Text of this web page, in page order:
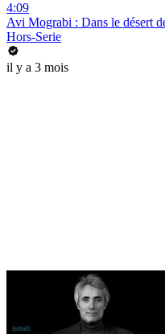
4:09
Avi Mograbi : Dans le désert
Hors-Serie
il y a 3 mois